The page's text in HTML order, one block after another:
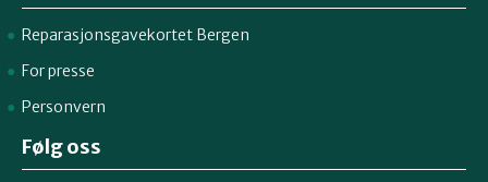
Reparasjonsgavekortet Bergen
For presse
Personvern
Følg oss